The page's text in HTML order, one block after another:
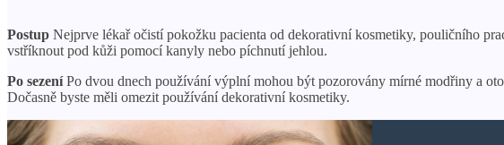
Postup Nejprve lékař očistí pokožku pacienta od dekorativní kosmetiky, pouličního
vstříknout pod kůži pomocí kanyly nebo píchnutí jehlou.
Po sezeníPo dvou dnech používání výplní mohou být pozorovány mírné modřiny a
Dočasně byste měli omezit používání dekorativní kosmetiky.